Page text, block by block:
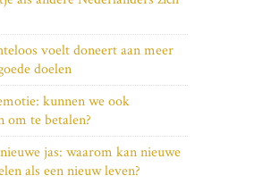
voelt doneert aan meer
doelen
kunnen we ook
om te betalen?
jas: waarom kan nieuwe
als een nieuw leven?